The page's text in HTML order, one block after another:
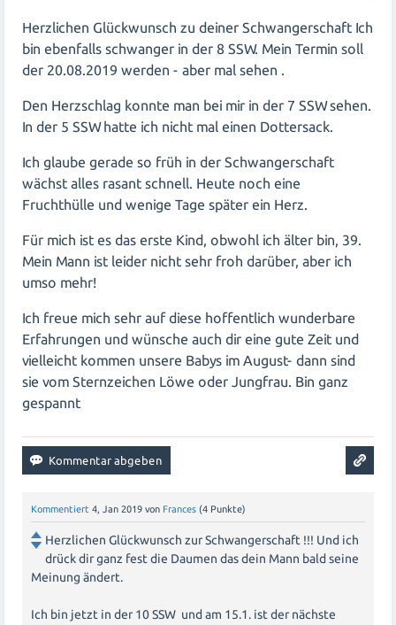
Herzlichen Glückwunsch zu deiner Schwangerschaft Ich
bin ebenfalls schwanger in der 8 SSW. Mein Termin soll
der 20.08.2019 werden - aber mal sehen .
Den Herzschlag konnte man bei mir in der 7 SSW sehen.
In der 5 SSW hatte ich nicht mal einen Dottersack.
Ich glaube gerade so früh in der Schwangerschaft
wächst alles rasant schnell. Heute noch eine
Fruchthülle und wenige Tage später ein Herz.
Für mich ist es das erste Kind, obwohl ich älter bin, 39.
Mein Mann ist leider nicht sehr froh darüber, aber ich
umso mehr!
Ich freue mich sehr auf diese hoffentlich wunderbare
Erfahrungen und wünsche auch dir eine gute Zeit und
vielleicht kommen unsere Babys im August- dann sind
sie vom Sternzeichen Löwe oder Jungfrau. Bin ganz
gespannt
Kommentiert 4, Jan 2019 von Frances (4 Punkte)
Herzlichen Glückwunsch zur Schwangerschaft !!! Und ich
drück dir ganz fest die Daumen das dein Mann bald seine
Meinung ändert.
Ich bin jetzt in der 10 SSW und am 15.1. ist der nächste